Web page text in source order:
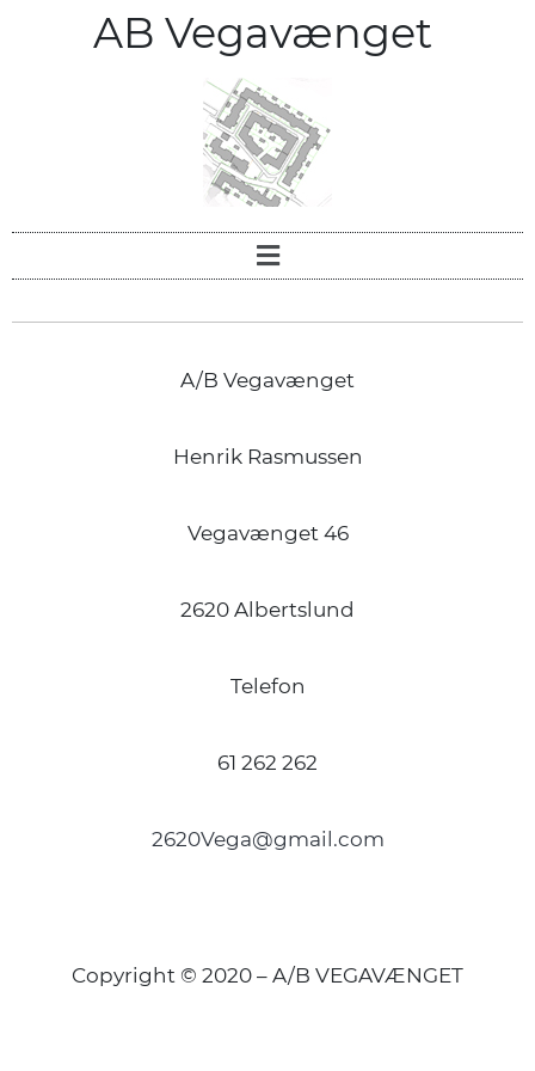
AB Vegavænget
A/B Vegavænget
Henrik Rasmussen
Vegavænget 46
2620 Albertslund
Telefon
61 262 262
2620Vega@gmail.com
Copyright © 2020 – A/B VEGAVÆNGET